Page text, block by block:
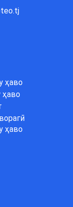
ҳаво
ҳаво
ҳаво